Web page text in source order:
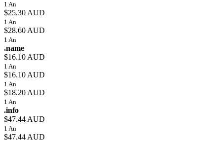
1 An
$25.30 AUD
1 An
$28.60 AUD
1 An
.name
$16.10 AUD
1 An
$16.10 AUD
1 An
$18.20 AUD
1 An
.info
$47.44 AUD
1 An
$47.44 AUD